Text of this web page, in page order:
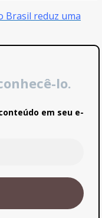
Brasil reduz uma
lo.
em seu e-